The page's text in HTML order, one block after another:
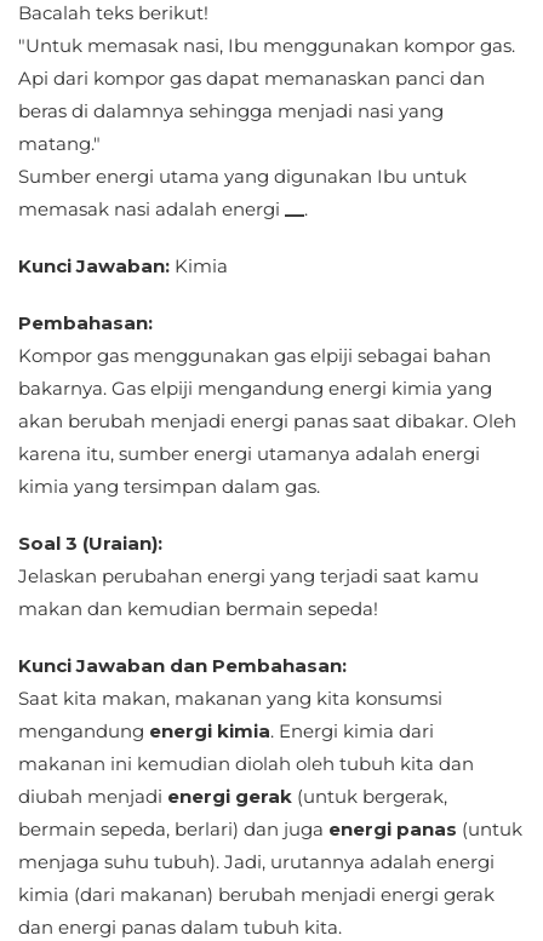
Bacalah teks berikut!
"Untuk memasak nasi, Ibu menggunakan kompor gas.
Api dari kompor gas dapat memanaskan panci dan
beras di dalamnya sehingga menjadi nasi yang
matang."
Sumber energi utama yang digunakan Ibu untuk
memasak nasi adalah energi __.
Kunci Jawaban: Kimia
Pembahasan:
Kompor gas menggunakan gas elpiji sebagai bahan
bakarnya. Gas elpiji mengandung energi kimia yang
akan berubah menjadi energi panas saat dibakar. Oleh
karena itu, sumber energi utamanya adalah energi
kimia yang tersimpan dalam gas.
Soal 3 (Uraian):
Jelaskan perubahan energi yang terjadi saat kamu
makan dan kemudian bermain sepeda!
Kunci Jawaban dan Pembahasan:
Saat kita makan, makanan yang kita konsumsi
mengandung energi kimia. Energi kimia dari
makanan ini kemudian diolah oleh tubuh kita dan
diubah menjadi energi gerak (untuk bergerak,
bermain sepeda, berlari) dan juga energi panas (untuk
menjaga suhu tubuh). Jadi, urutannya adalah energi
kimia (dari makanan) berubah menjadi energi gerak
dan energi panas dalam tubuh kita.